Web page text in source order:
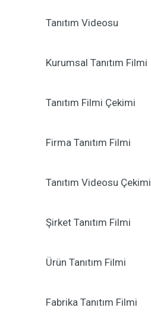
Tanıtım Videosu
Kurumsal Tanıtım Filmi
Tanıtım Filmi Çekimi
Firma Tanıtım Filmi
Tanıtım Videosu Çekimi
Şirket Tanıtım Filmi
Ürün Tanıtım Filmi
Fabrika Tanıtım Filmi